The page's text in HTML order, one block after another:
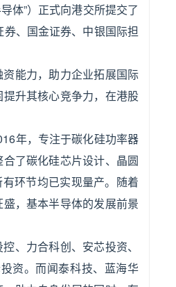
体”）正式向港交所提交了
、国金证券、中银国际担
能力，助力企业拓展国际
升其核心竞争力，在港股
年，专注于碳化硅功率器
了碳化硅芯片设计、晶圆
环节均已实现量产。随着
，基本半导体的发展前景
、力合科创、安芯投资、
资。而闻泰科技、蓝海华